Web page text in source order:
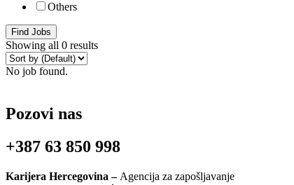
Others
Find Jobs
Showing all 0 results
No job found.
Pozovi nas
+387 63 850 998
Karijera Hercegovina – Agencija za zapošljavanje